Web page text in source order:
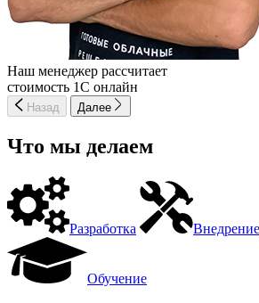
Наш менеджер рассчитает
стоимость 1С онлайн
Назад Далее
Что мы делаем
Разработка Внедрение
Обучение